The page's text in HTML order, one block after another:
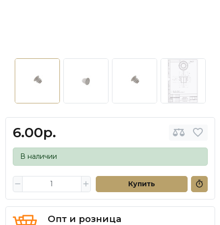
6.00р.
В наличии
Купить
Опт и розница